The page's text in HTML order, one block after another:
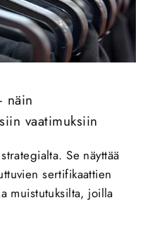
näin
vaatimuksiin
Se näyttää
sertifikaattien
muistutuksilta, joilla